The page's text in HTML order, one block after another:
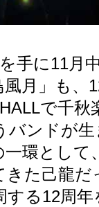
手に11月
月」も、
で千秋
バンドが
環として
きた己龍だ
する12周